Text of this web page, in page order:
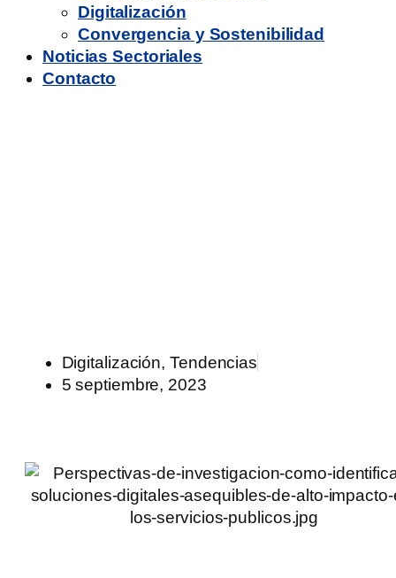
Digitalización
Convergencia y Sostenibilidad
Noticias Sectoriales
Contacto
Digitalización,Tendencias
5 septiembre, 2023